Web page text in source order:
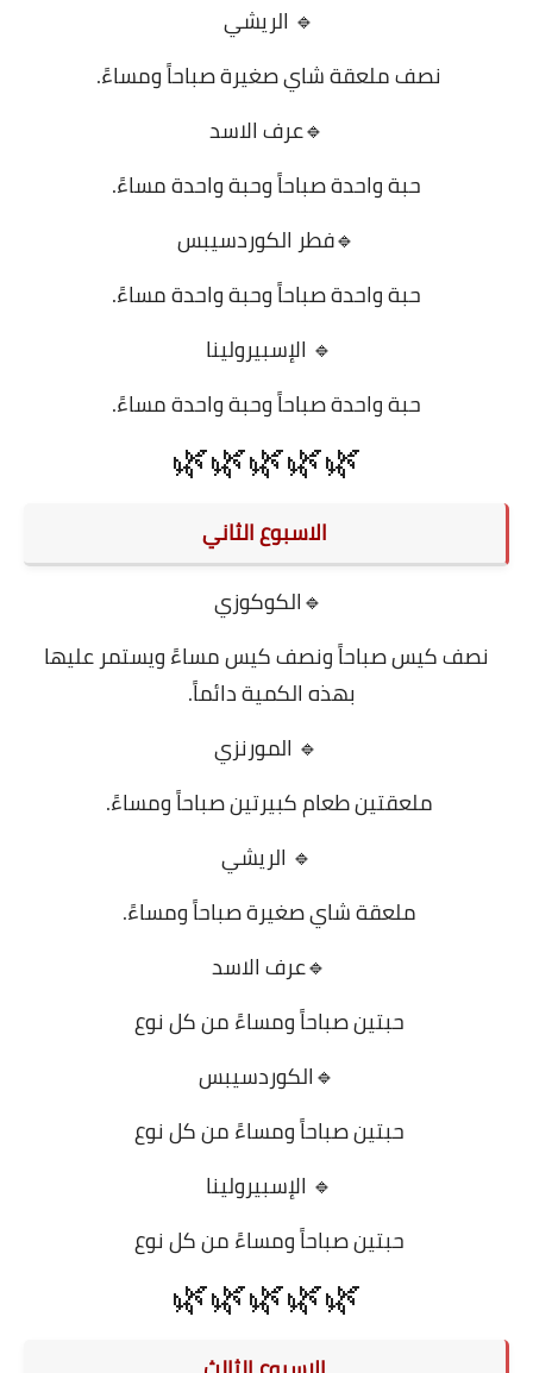
🔹 الريشي
نصف ملعقة شاي صغيرة صباحاً ومساءً.
🔹عرف الاسد
حبة واحدة صباحاً وحبة واحدة مساءً.
🔹فطر الكوردسيبس
حبة واحدة صباحاً وحبة واحدة مساءً.
🔹 الإسبيرولينا
حبة واحدة صباحاً وحبة واحدة مساءً.
🌿🌿🌿🌿🌿
الاسبوع الثاني
🔹الكوكوزي
نصف كيس صباحاً ونصف كيس مساءً ويستمر عليها
بهذه الكمية دائماً.
🔹 المورنزي
ملعقتين طعام كبيرتين صباحاً ومساءً.
🔹 الريشي
ملعقة شاي صغيرة صباحاً ومساءً.
🔹عرف الاسد
حبتين صباحاً ومساءً من كل نوع
🔹الكوردسيبس
حبتين صباحاً ومساءً من كل نوع
🔹 الإسبيرولينا
حبتين صباحاً ومساءً من كل نوع
🌿🌿🌿🌿🌿